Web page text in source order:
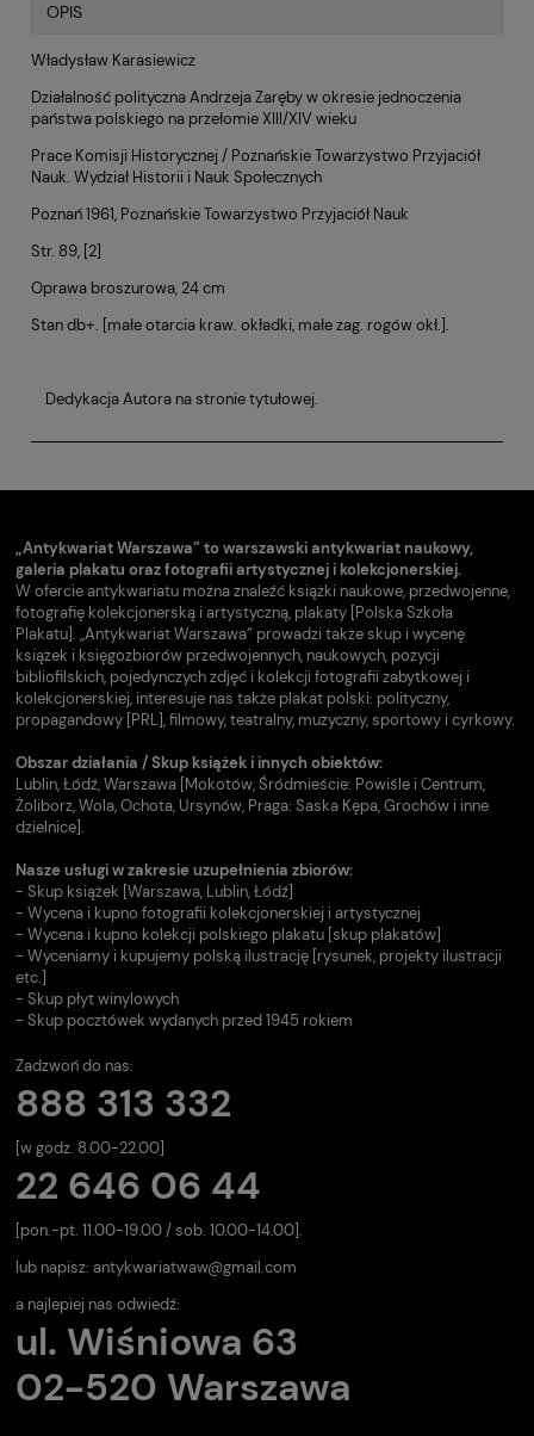
OPIS
Władysław Karasiewicz
Działalność polityczna Andrzeja Zaręby w okresie jednoczenia
państwa polskiego na przełomie XIII/XIV wieku
Prace Komisji Historycznej / Poznańskie Towarzystwo Przyjaciół
Nauk. Wydział Historii i Nauk Społecznych
Poznań 1961, Poznańskie Towarzystwo Przyjaciół Nauk
Str. 89, [2]
Oprawa broszurowa, 24 cm
Stan db+. [małe otarcia kraw. okładki, małe zag. rogów okł.].
Dedykacja Autora na stronie tytułowej.
„Antykwariat Warszawa” to warszawski antykwariat naukowy,
galeria plakatu oraz fotografii artystycznej i kolekcjonerskiej.
W ofercie antykwariatu można znaleźć książki naukowe, przedwojenne,
fotografię kolekcjonerską i artystyczną, plakaty [Polska Szkoła
Plakatu]. „Antykwariat Warszawa” prowadzi także skup i wycenę
książek i księgozbiorów przedwojennych, naukowych, pozycji
bibliofilskich, pojedynczych zdjęć i kolekcji fotografii zabytkowej i
kolekcjonerskiej, interesuje nas także plakat polski: polityczny,
propagandowy [PRL], filmowy, teatralny, muzyczny, sportowy i cyrkowy.
Obszar działania / Skup książek i innych obiektów:
Lublin, Łódź, Warszawa [Mokotów, Śródmieście: Powiśle i Centrum,
Żoliborz, Wola, Ochota, Ursynów, Praga: Saska Kępa, Grochów i inne
dzielnice].
Nasze usługi w zakresie uzupełnienia zbiorów:
- Skup książek [Warszawa, Lublin, Łódź]
- Wycena i kupno fotografii kolekcjonerskiej i artystycznej
- Wycena i kupno kolekcji polskiego plakatu [skup plakatów]
- Wyceniamy i kupujemy polską ilustrację [rysunek, projekty ilustracji
etc.]
- Skup płyt winylowych
- Skup pocztówek wydanych przed 1945 rokiem
Zadzwoń do nas:
888 313 332
[w godz. 8.00-22.00]
22 646 06 44
[pon.-pt. 11.00-19.00 / sob. 10.00-14.00].
lub napisz: antykwariatwaw@gmail.com
a najlepiej nas odwiedź:
ul. Wiśniowa 63
02-520 Warszawa